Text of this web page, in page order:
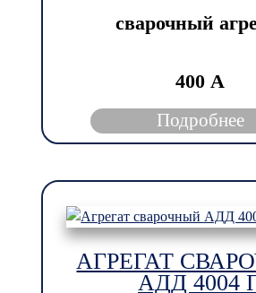
сварочный
400 А
Подробнее
АГРЕГАТ
АДД 4004